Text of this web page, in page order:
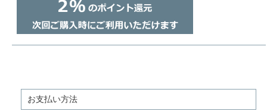
お支払い方法